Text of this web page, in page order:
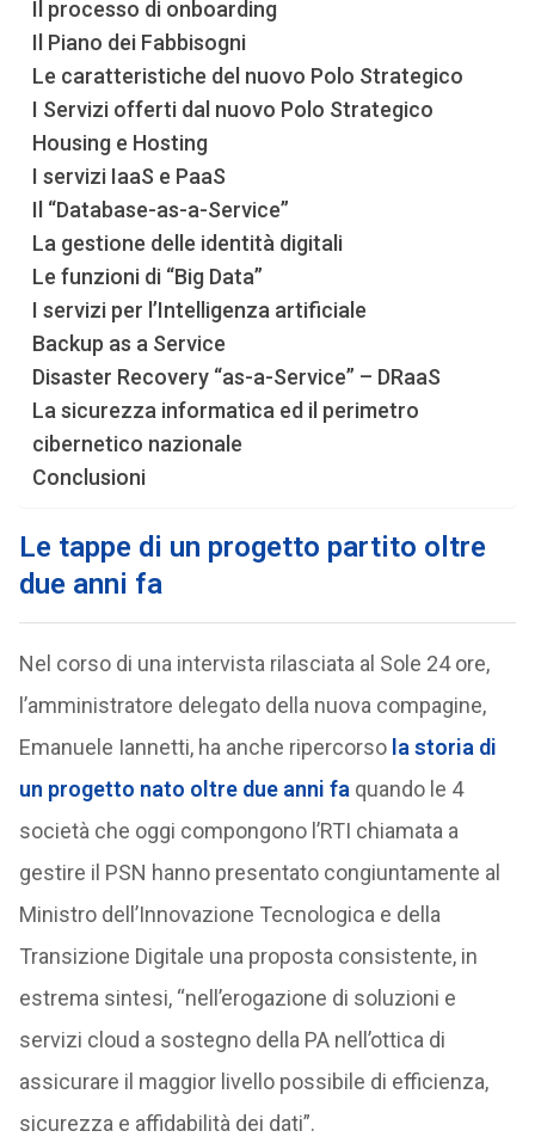
Il processo di onboarding
Il Piano dei Fabbisogni
Le caratteristiche del nuovo Polo Strategico
I Servizi offerti dal nuovo Polo Strategico
Housing e Hosting
I servizi IaaS e PaaS
Il “Database-as-a-Service”
La gestione delle identità digitali
Le funzioni di “Big Data”
I servizi per l’Intelligenza artificiale
Backup as a Service
Disaster Recovery “as-a-Service” – DRaaS
La sicurezza informatica ed il perimetro
cibernetico nazionale
Conclusioni
Le tappe di un progetto partito oltre
due anni fa
Nel corso di una intervista rilasciata al Sole 24 ore,
l’amministratore delegato della nuova compagine,
Emanuele Iannetti, ha anche ripercorsola storia di
un progetto nato oltre due anni fa quando le 4
società che oggi compongono l’RTI chiamata a
gestire il PSN hanno presentato congiuntamente al
Ministro dell’Innovazione Tecnologica e della
Transizione Digitale una proposta consistente, in
estrema sintesi, “nell’erogazione di soluzioni e
servizi cloud a sostegno della PA nell’ottica di
assicurare il maggior livello possibile di efficienza,
sicurezza e affidabilità dei dati”.